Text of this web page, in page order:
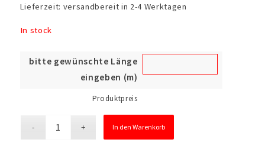
Lieferzeit: versandbereit in 2-4 Werktagen
In stock
bitte gewünschte Länge
eingeben (m)
Produktpreis
In den Warenkorb